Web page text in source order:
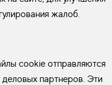
жалоб.
cookie отправляются
партнеров. Эти